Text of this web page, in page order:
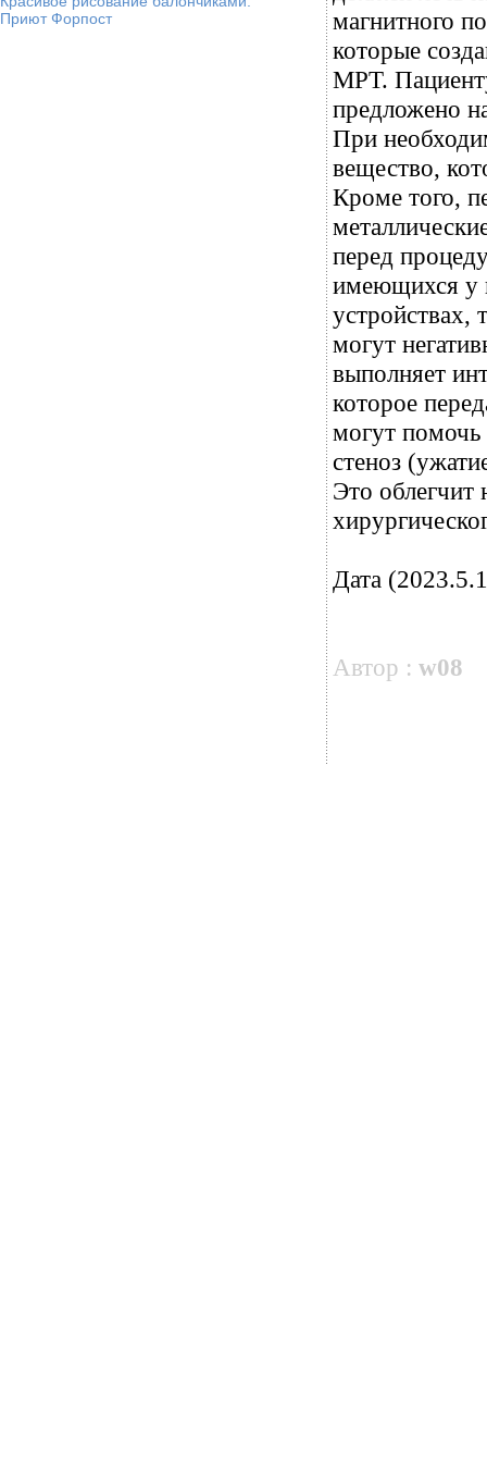
Приют Форпост
магнитного
которые
МРТ.
предложено
При
вещество,
Кроме того,
перед
имеющихся у
устройствах,
могут
выполняет
которое
могут помочь
стеноз
Это облегчит
Дата
Автор : w08